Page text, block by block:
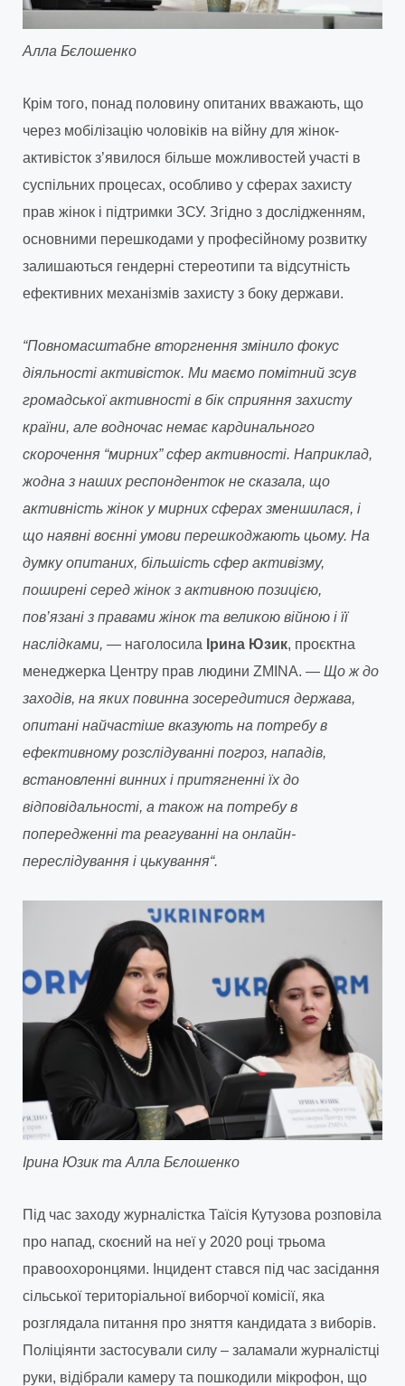
Алла Бєлошенко
Крім того, понад половину опитаних вважають, що
через мобілізацію чоловіків на війну для жінок-
активісток з’явилося більше можливостей участі в
суспільних процесах, особливо у сферах захисту
прав жінок і підтримки ЗСУ. Згідно з дослідженням,
основними перешкодами у професійному розвитку
залишаються гендерні стереотипи та відсутність
ефективних механізмів захисту з боку держави.
“Повномасштабне вторгнення змінило фокус
діяльності активісток. Ми маємо помітний зсув
громадської активності в бік сприяння захисту
країни, але водночас немає кардинального
скорочення “мирних” сфер активності. Наприклад,
жодна з наших респонденток не сказала, що
активність жінок у мирних сферах зменшилася, і
що наявні воєнні умови перешкоджають цьому. На
думку опитаних, більшість сфер активізму,
поширені серед жінок з активною позицією,
пов’язані з правами жінок та великою війною і її
наслідками, — наголосила Ірина Юзик, проєктна
менеджерка Центру прав людини ZMINA. — Що ж до
заходів, на яких повинна зосередитися держава,
опитані найчастіше вказують на потребу в
ефективному розслідуванні погроз, нападів,
встановленні винних і притягненні їх до
відповідальності, а також на потребу в
попередженні та реагуванні на онлайн-
переслідування і цькування“.
Ірина Юзик та Алла Бєлошенко
Під час заходу журналістка Таїсія Кутузова розповіла
про напад, скоєний на неї у 2020 році трьома
правоохоронцями. Інцидент стався під час засідання
сільської територіальної виборчої комісії, яка
розглядала питання про зняття кандидата з виборів.
Поліціянти застосували силу – заламали журналістці
руки, відібрали камеру та пошкодили мікрофон, що